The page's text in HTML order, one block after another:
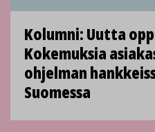
Kolumni: Uutta
Kokemuksia
ohjelman
Suomessa